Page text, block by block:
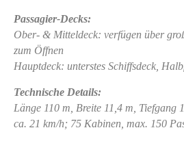
Passagier-Decks:
Ober- & Mitteldeck: verfügen über
zum Öffnen
Hauptdeck: unterstes Schiffsdeck,
Technische Details:
Länge 110 m, Breite 11,4 m, Tiefgang
ca. 21 km/h; 75 Kabinen, max. 150